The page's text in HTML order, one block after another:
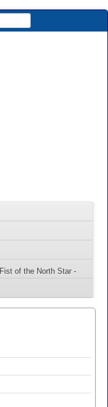
Fist of the North Star -